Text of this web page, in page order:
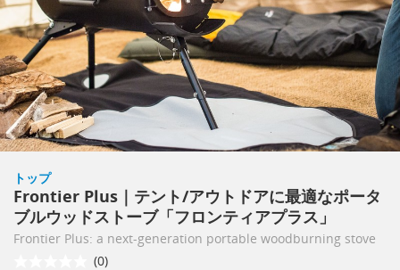
トップ
Frontier Plus｜テント/アウトドアに最適なポータ
ブルウッドストーブ「フロンティアプラス」
Frontier Plus: a next-generation portable woodburning stove
(0)